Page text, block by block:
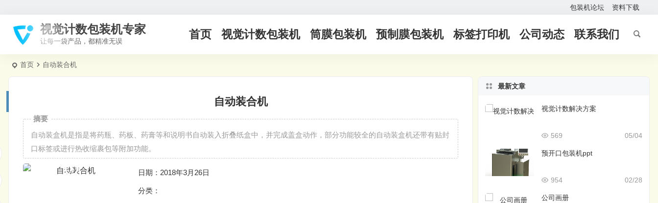
包装机论坛 资料下载
视觉计数包装机专家
让每一袋产品，都精准无误
首页 视觉计数包装机 筒膜包装机 预制膜包装机 标签打印机 公司动态 联系我们
首页 自动装合机
自动装合机
摘要
自动装盒机是指是将药瓶、药板、药膏等和说明书自动装入折叠纸盒中，并完成盖盒动作，部分功能较全的自动装盒机还带有贴封
口标签或进行热收缩裹包等附加功能。
日期：2018年3月26日
分类：
最新文章
视觉计数解决方案
05/04
569
预开口包装机ppt
02/28
954
公司画册